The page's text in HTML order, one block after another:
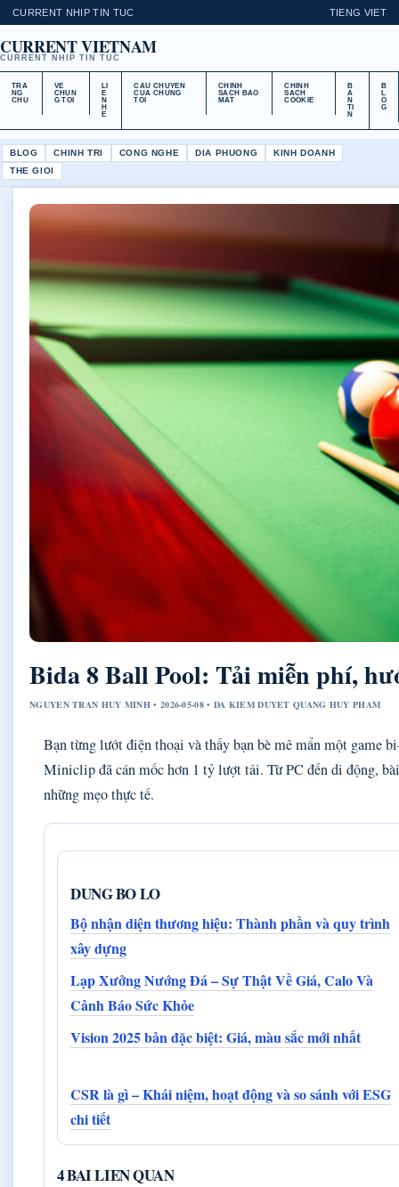
CURRENT NHIP TIN TUC TIENG VIET
CURRENT VIETNAM
CURRENT NHIP TIN TUC
TRA
NG
CHU
VE
CHUN
G TOI
LI
E
N
H
E
CAU CHUYEN
CUA CHUNG
TOI
CHINH
SACH BAO
MAT
CHINH
SACH
COOKIE
B
A
N
TI
N
B
L
O
G
BLOG CHINH TRI CONG NGHE DIA PHUONG
KINH DOANH
THE GIOI
Bida 8 Ball Pool: Tải miễn phí,
NGUYEN TRAN HUY MINH • 2026-05-08 • DA KIEM DUYET QUANG HUY PHAM
Bạn từng lướt điện thoại và thấy bạn bè mê mẩn một game
Miniclip đã cán mốc hơn 1 tỷ lượt tải. Từ PC đến di động,
những mẹo thực tế.
DUNG BO LO
Bộ nhận diện thương hiệu: Thành phần và quy trình
xây dựng
Lạp Xưởng Nướng Đá – Sự Thật Về Giá, Calo Và
Cảnh Báo Sức Khỏe
Vision 2025 bản đặc biệt: Giá, màu sắc mới nhất
CSR là gì – Khái niệm, hoạt động và so sánh với ESG
chi tiết
4 BAI LIEN QUAN